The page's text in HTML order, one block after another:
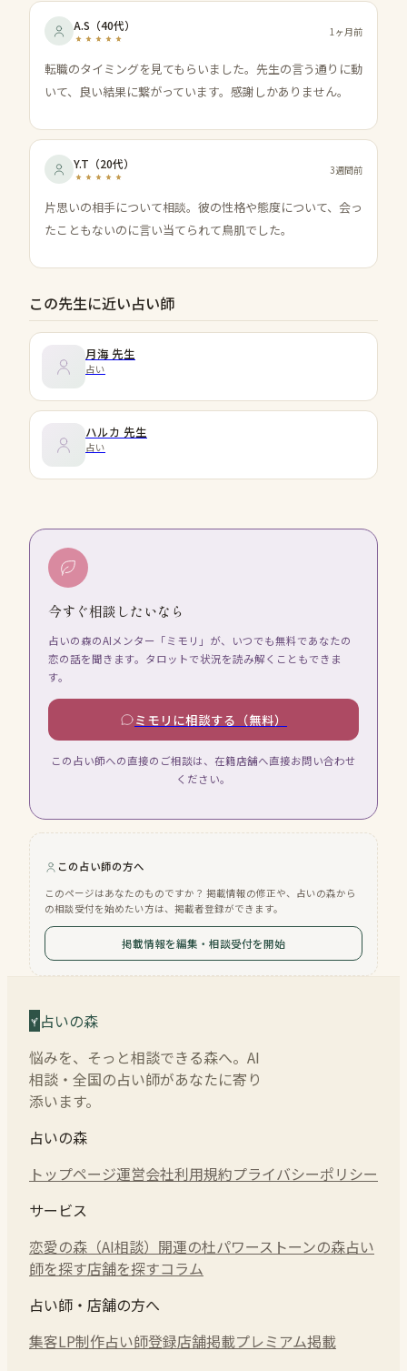
A.S （40代） 1ヶ月前
転職のタイミングを見てもらいました。先生の言う通りに動
いて、良い結果に繋がっています。感謝しかありません。
Y.T （20代） 3週間前
片思いの相手について相談。彼の性格や態度について、会っ
たこともないのに言い当てられて鳥肌でした。
この先生に近い占い師
月海 先生
占い
ハルカ 先生
占い
今すぐ相談したいなら
占いの森のAIメンター「ミモリ」が、いつでも無料であなたの
恋の話を聞きます。タロットで状況を読み解くこともできま
す。
ミモリに相談する（無料）
この占い師への直接のご相談は、在籍店舗へ直接お問い合わせ
ください。
この占い師の方へ
このページはあなたのものですか？ 掲載情報の修正や、占いの森から
の相談受付を始めたい方は、掲載者登録ができます。
掲載情報を編集・相談受付を開始
占いの森
悩みを、そっと相談できる森へ。AI
相談・全国の占い師があなたに寄り
添います。
占いの森
トップページ運営会社利用規約プライバシーポリシー
サービス
恋愛の森（AI相談） 開運の杜パワーストーンの森占い
師を探す店舗を探すコラム
占い師・店舗の方へ
集客LP制作占い師登録店舗掲載プレミアム掲載